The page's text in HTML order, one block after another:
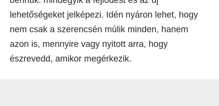
lehetőségeket jelképezi. Idén nyáron lehet, hogy
nem csak a szerencsén múlik minden, hanem
azon is, mennyire vagy nyitott arra, hogy
észrevedd, amikor megérkezik.